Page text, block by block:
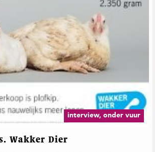
interview, onder vuur
Wakker Dier